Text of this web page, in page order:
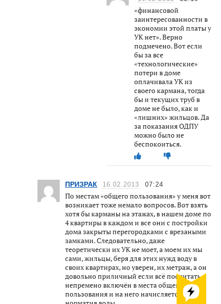
«финансовой
заинтересованности в
экономии этой платы у
УК нет». Верно
подмечено. Вот если
бы за все
«технологические»
потери в доме
оплачивала УК из
своего кармана, тогда
бы и текущих труб в
доме не было, как и
«лишних» жильцов. Да
за показания ОДПУ
можно было не
беспокоиться.
ПРИЗРАК 16.02.2013 07:24
По местам «общего пользования» у меня вот
возникает тоже немало вопросов. Вот взять
хотя бы карманы на этажах, в нашем доме по
4 квартиры в каждом и все они с постройки
дома закрыты перегородками с врезаными
замками. Следовательно, даже
теоретически их УК не моет, а моем их мы
сами, жильцы, беря для этих нужд воду в
своих квартирах, но уверен, их метраж, а он
довольно приличный если всё посчитать,
непремено включён в места общего
пользования и на него начисляется